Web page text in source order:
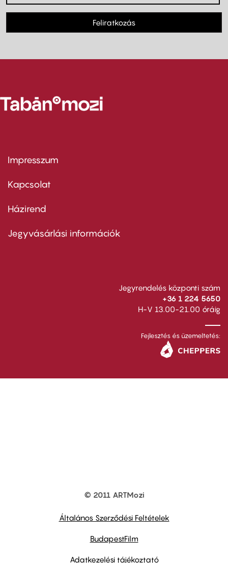
Feliratkozás
Footer
first
Impresszum
Kapcsolat
Footer
second
Házirend
Jegyvásárlási információk
Jegyrendelés központi szám
+36 1 224 5650
H-V 13.00-21.00 óráig
Fejlesztés és üzemeltetés:
© 2011 ARTMozi
Általános Szerződési Feltételek
BudapestFilm
Adatkezelési tájékoztató